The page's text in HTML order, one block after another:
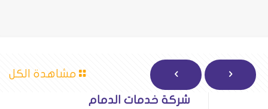
مشاهدة الكل
شركة خدمات الدمام